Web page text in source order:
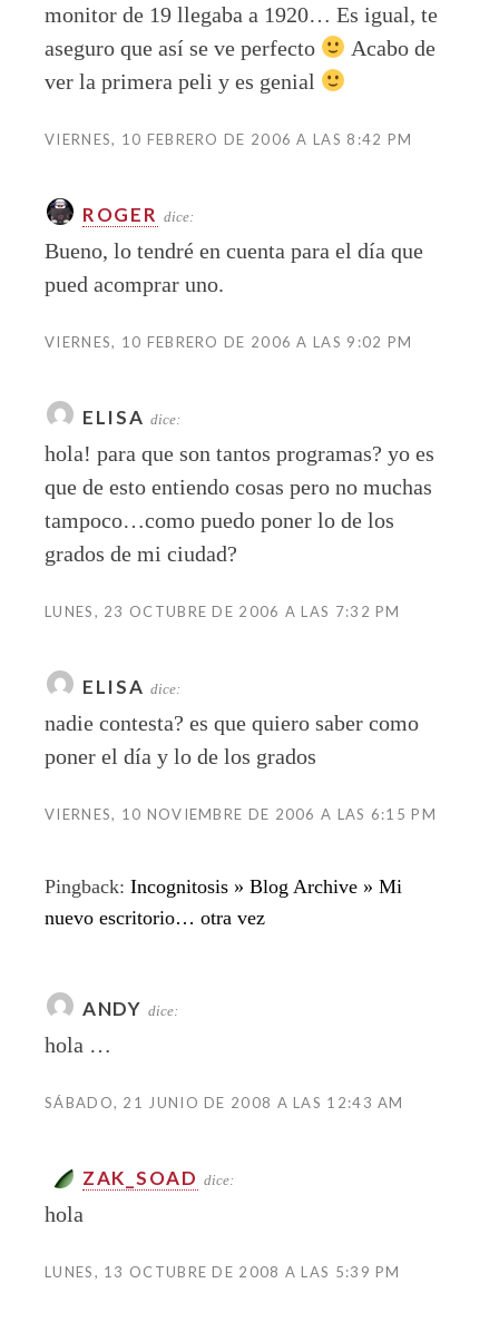
monitor de 19 llegaba a 1920… Es igual, te
aseguro que así se ve perfecto
Acabo de
ver la primera peli y es genial
VIERNES, 10 FEBRERO DE 2006 A LAS 8:42 PM
ROGER dice:
Bueno, lo tendré en cuenta para el día que
pued acomprar uno.
VIERNES, 10 FEBRERO DE 2006 A LAS 9:02 PM
ELISA dice:
hola! para que son tantos programas? yo es
que de esto entiendo cosas pero no muchas
tampoco…como puedo poner lo de los
grados de mi ciudad?
LUNES, 23 OCTUBRE DE 2006 A LAS 7:32 PM
ELISA dice:
nadie contesta? es que quiero saber como
poner el día y lo de los grados
VIERNES, 10 NOVIEMBRE DE 2006 A LAS 6:15 PM
Pingback: Incognitosis » Blog Archive » Mi
nuevo escritorio… otra vez
ANDY dice:
hola …
SÁBADO, 21 JUNIO DE 2008 A LAS 12:43 AM
ZAK_SOAD dice:
hola
LUNES, 13 OCTUBRE DE 2008 A LAS 5:39 PM